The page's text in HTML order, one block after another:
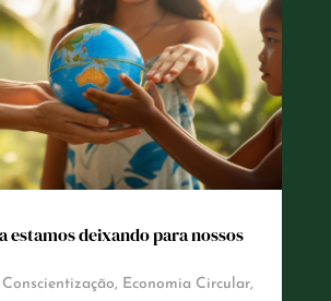
estamos deixando para nossos
Conscientização, Economia Circular,